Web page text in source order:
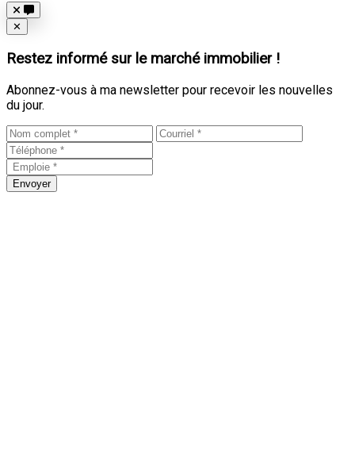
Close
✕
Restez informé sur le marché immobilier !
Abonnez-vous à ma newsletter pour recevoir les nouvelles
du jour.
Envoyer